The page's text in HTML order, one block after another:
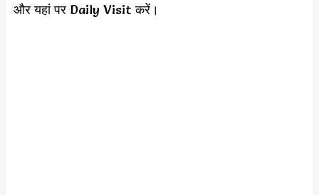
और यहां पर Daily Visit करें।